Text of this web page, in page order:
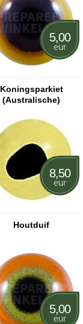
Koningsparkiet
(Australische)
5,00
eur
Houtduif
8,50
eur
5,00
eur